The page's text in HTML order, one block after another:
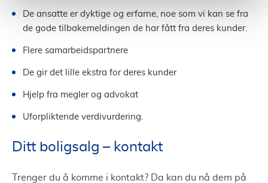
De ansatte er dyktige og erfarne, noe som vi kan se fra
de gode tilbakemeldingen de har fått fra deres kunder.
Flere samarbeidspartnere
De gir det lille ekstra for deres kunder
Hjelp fra megler og advokat
Uforpliktende verdivurdering.
Ditt boligsalg – kontakt
Trenger du å komme i kontakt? Da kan du nå dem på